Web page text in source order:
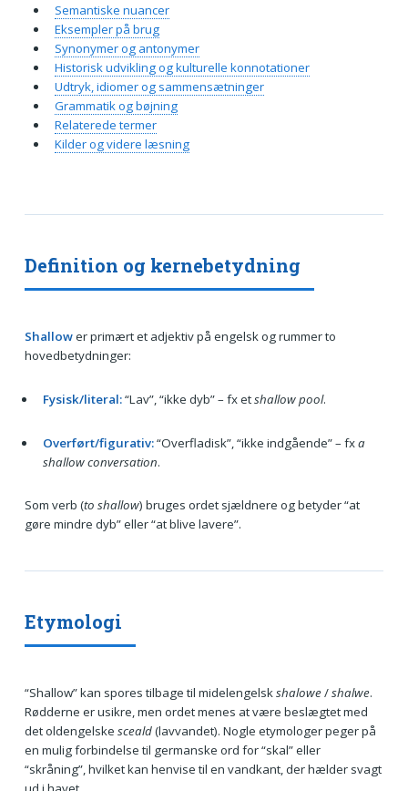
Definition og kernebetydning
Shallower primært et adjektiv på engelsk og rummer to
hovedbetydninger:
Fysisk/literal:“Lav”, “ikke dyb” – fx etshallow pool.
Overført/figurativ:“Overfladisk”, “ikke indgående” – fxa
shallow conversation.
Som verb (to shallow) bruges ordet sjældnere og betyder “at
gøre mindre dyb” eller “at blive lavere”.
Etymologi
“Shallow” kan spores tilbage til midelengelskshalowe/shalwe.
Rødderne er usikre, men ordet menes at være beslægtet med
det oldengelske sceald(lavvandet). Nogle etymologer peger på
en mulig forbindelse til germanske ord for “skal” eller
“skråning”, hvilket kan henvise til en vandkant, der hælder svagt
Semantiske nuancer
Eksempler på brug
Synonymer og antonymer
Historisk udvikling og kulturelle konnotationer
Udtryk, idiomer og sammensætninger
Grammatik og bøjning
Relaterede termer
Kilder og videre læsning